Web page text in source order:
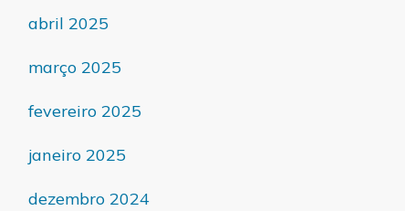
abril 2025
março 2025
fevereiro 2025
janeiro 2025
dezembro 2024